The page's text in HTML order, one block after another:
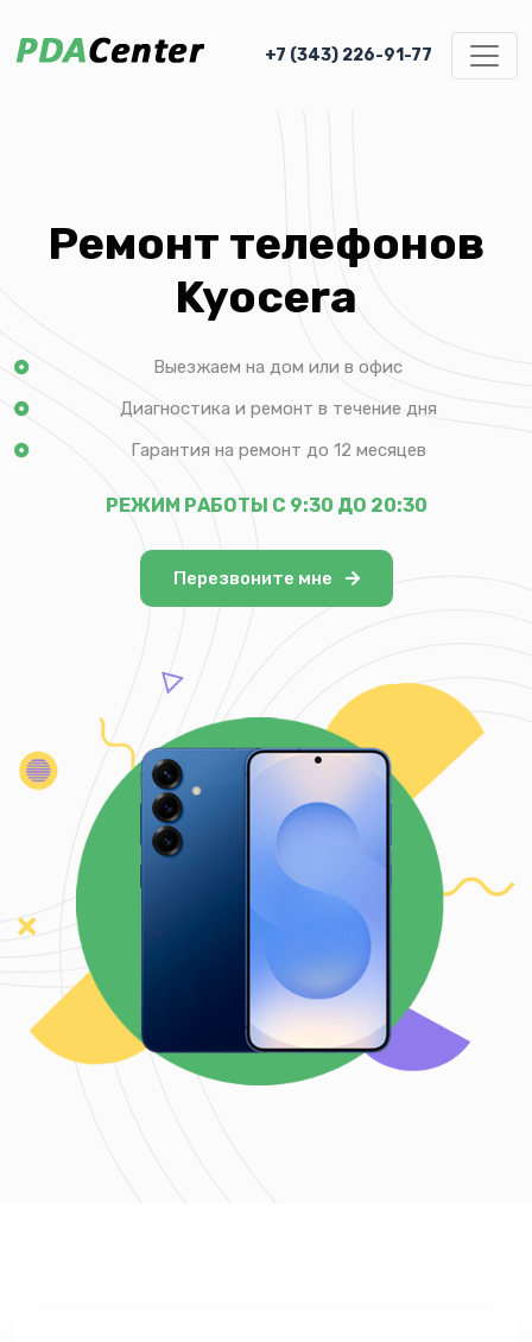
+7 (343) 226-91-77
Ремонт телефонов
Kyocera
Выезжаем на дом или в офис
Диагностика и ремонт в течение дня
Гарантия на ремонт до 12 месяцев
РЕЖИМ РАБОТЫ С 9:30 ДО 20:30
Перезвоните мне